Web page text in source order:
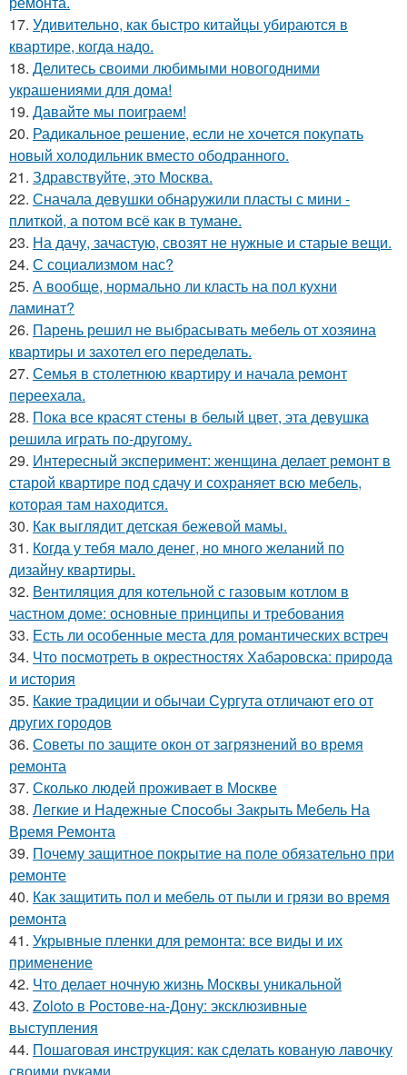
17. Удивительно, как быстро китайцы убираются в
квартире, когда надо.
18. Делитесь своими любимыми новогодними
украшениями для дома!
19. Давайте мы поиграем!
20. Радикальное решение, если не хочется покупать
новый холодильник вместо ободранного.
21. Здравствуйте, это Москва.
22. Сначала девушки обнаружили пласты с мини -
плиткой, а потом всё как в тумане.
23. На дачу, зачастую, свозят не нужные и старые вещи.
24. С социализмом нас?
25. А вообще, нормально ли класть на пол кухни
ламинат?
26. Парень решил не выбрасывать мебель от хозяина
квартиры и захотел его переделать.
27. Семья в столетнюю квартиру и начала ремонт
переехала.
28. Пока все красят стены в белый цвет, эта девушка
решила играть по-другому.
29. Интересный эксперимент: женщина делает ремонт в
старой квартире под сдачу и сохраняет всю мебель,
которая там находится.
30. Как выглядит детская бежевой мамы.
31. Когда у тебя мало денег, но много желаний по
дизайну квартиры.
32. Вентиляция для котельной с газовым котлом в
частном доме: основные принципы и требования
33. Есть ли особенные места для романтических встреч
34. Что посмотреть в окрестностях Хабаровска: природа
и история
35. Какие традиции и обычаи Сургута отличают его от
других городов
36. Советы по защите окон от загрязнений во время
ремонта
37. Сколько людей проживает в Москве
38. Легкие и Надежные Способы Закрыть Мебель На
Время Ремонта
39. Почему защитное покрытие на поле обязательно при
ремонте
40. Как защитить пол и мебель от пыли и грязи во время
ремонта
41. Укрывные пленки для ремонта: все виды и их
применение
42. Что делает ночную жизнь Москвы уникальной
43. Zoloto в Ростове-на-Дону: эксклюзивные
выступления
44. Пошаговая инструкция: как сделать кованую лавочку
своими руками